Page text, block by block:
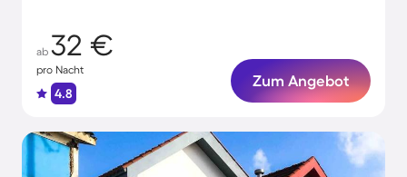
ab 32 €
pro Nacht
4.8
Zum Angebot